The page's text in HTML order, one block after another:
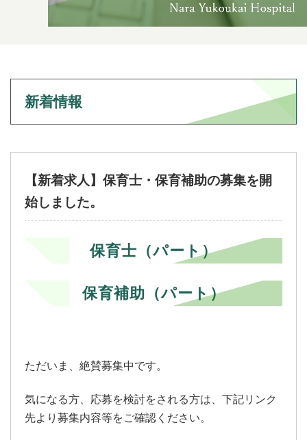
新着情報
【新着求人】保育士・保育補助の募集を開
始しました。
保育士（パート）
保育補助（パート）
ただいま、絶賛募集中です。
気になる方、応募を検討をされる方は、下記リンク
先より募集内容等をご確認ください。